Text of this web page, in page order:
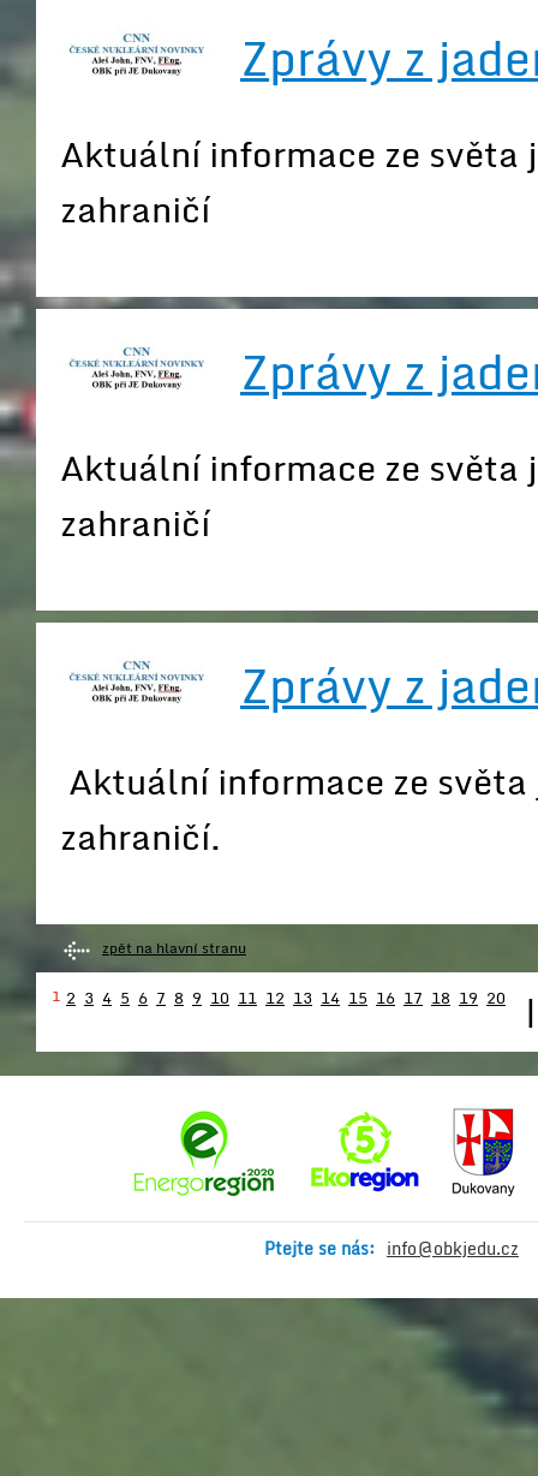
Zprávy z
Aktuální informace ze světa
zahraničí
Zprávy z
Aktuální informace ze světa
zahraničí
Zprávy z
Aktuální informace ze
zahraničí.
zpět na hlavní stranu
1 2 3 4 5 6 7 8 9 10 11 12 13 14 15 16 17 18 19 20
Ptejte se nás: info@obkjedu.cz